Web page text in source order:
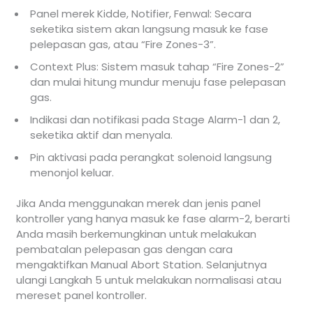
Panel merek Kidde, Notifier, Fenwal: Secara
seketika sistem akan langsung masuk ke fase
pelepasan gas, atau “Fire Zones-3”.
Context Plus: Sistem masuk tahap “Fire Zones-2”
dan mulai hitung mundur menuju fase pelepasan
gas.
Indikasi dan notifikasi pada Stage Alarm-1 dan 2,
seketika aktif dan menyala.
Pin aktivasi pada perangkat solenoid langsung
menonjol keluar.
Jika Anda menggunakan merek dan jenis panel
kontroller yang hanya masuk ke fase alarm-2, berarti
Anda masih berkemungkinan untuk melakukan
pembatalan pelepasan gas dengan cara
mengaktifkan Manual Abort Station. Selanjutnya
ulangi Langkah 5 untuk melakukan normalisasi atau
mereset panel kontroller.